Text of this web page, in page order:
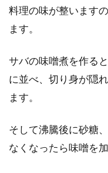
料理の味が整います
ます。
サバの味噌煮を作る
に並べ、切り身が隠
ます。
そして沸騰後に砂糖
なくなったら味噌を加